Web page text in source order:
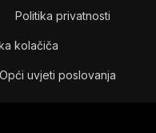
Politika privatnosti
kolačiča
Opći uvjeti poslovanja